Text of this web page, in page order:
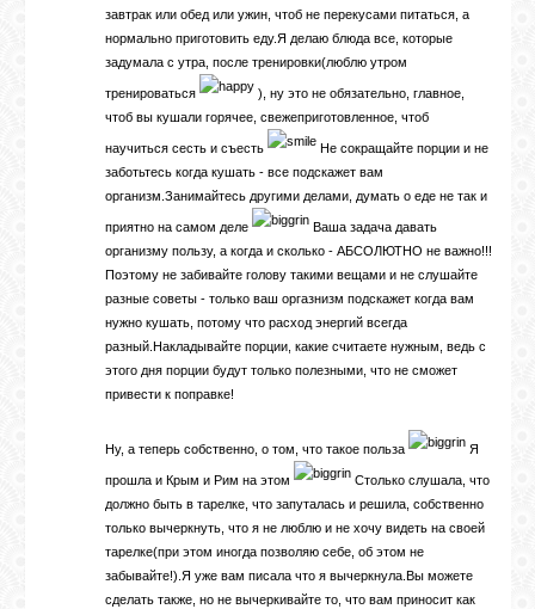
завтрак или обед или ужин, чтоб не перекусами питаться, а
нормально приготовить еду.Я делаю блюда все, которые
задумала с утра, после тренировки(люблю утром
тренироваться
), ну это не обязательно, главное,
чтоб вы кушали горячее, свежеприготовленное, чтоб
научиться сесть и съесть
Не сокращайте порции и не
заботьтесь когда кушать - все подскажет вам
организм.Занимайтесь другими делами, думать о еде не так и
приятно на самом деле
Ваша задача давать
организму пользу, а когда и сколько - АБСОЛЮТНО не важно!!!
Поэтому не забивайте голову такими вещами и не слушайте
разные советы - только ваш оргазнизм подскажет когда вам
нужно кушать, потому что расход энергий всегда
разный.Накладывайте порции, какие считаете нужным, ведь с
этого дня порции будут только полезными, что не сможет
привести к поправке!
Ну, а теперь собственно, о том, что такое польза Я
прошла и Крым и Рим на этом
Столько слушала, что
должно быть в тарелке, что запуталась и решила, собственно
только вычеркнуть, что я не люблю и не хочу видеть на своей
тарелке(при этом иногда позволяю себе, об этом не
забывайте!).Я уже вам писала что я вычеркнула.Вы можете
сделать также, но не вычеркивайте то, что вам приносит как